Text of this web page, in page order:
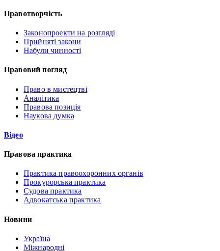
Правотворчість
Законопроекти на розгляді
Прийняті закони
Набули чинності
Правовий погляд
Право в мистецтві
Аналітика
Правова позиція
Наукова думка
Відео
Правова практика
Практика правоохоронних органів
Прокурорська практика
Судова практика
Адвокатська практика
Новини
Україна
Міжнародні